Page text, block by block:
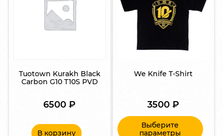
Tuotown Kurakh Black
Carbon G10 T10S PVD
6500₽
В корзину
We Knife T-Shirt
3500₽
Выберите
параметры